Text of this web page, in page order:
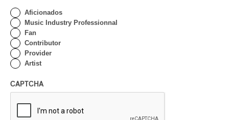
chaoui
latin house
glam
pop symphonique
musique traditionnelle
pow wow
Dungeon Synth
SLACKER
Aficionados
Music Industry Professionnal
Fan
Contributor
Provider
Artist
CAPTCHA